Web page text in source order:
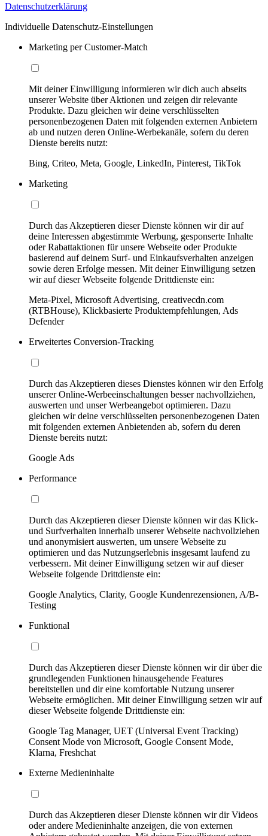
Datenschutzerklärung
Individuelle Datenschutz-Einstellungen
Marketing per Customer-Match
Mit deiner Einwilligung informieren wir dich auch abseits
unserer Website über Aktionen und zeigen dir relevante
Produkte. Dazu gleichen wir deine verschlüsselten
personenbezogenen Daten mit folgenden externen Anbietern
ab und nutzen deren Online-Werbekanäle, sofern du deren
Dienste bereits nutzt:
Bing, Criteo, Meta, Google, LinkedIn, Pinterest, TikTok
Marketing
Durch das Akzeptieren dieser Dienste können wir dir auf
deine Interessen abgestimmte Werbung, gesponserte Inhalte
oder Rabattaktionen für unsere Webseite oder Produkte
basierend auf deinem Surf- und Einkaufsverhalten anzeigen
sowie deren Erfolge messen. Mit deiner Einwilligung setzen
wir auf dieser Webseite folgende Drittdienste ein:
Meta-Pixel, Microsoft Advertising, creativecdn.com
(RTBHouse), Klickbasierte Produktempfehlungen, Ads
Defender
Erweitertes Conversion-Tracking
Durch das Akzeptieren dieses Dienstes können wir den Erfolg
unserer Online-Werbeeinschaltungen besser nachvollziehen,
auswerten und unser Werbeangebot optimieren. Dazu
gleichen wir deine verschlüsselten personenbezogenen Daten
mit folgenden externen Anbietenden ab, sofern du deren
Dienste bereits nutzt:
Google Ads
Performance
Durch das Akzeptieren dieser Dienste können wir das Klick-
und Surfverhalten innerhalb unserer Webseite nachvollziehen
und anonymisiert auswerten, um unsere Webseite zu
optimieren und das Nutzungserlebnis insgesamt laufend zu
verbessern. Mit deiner Einwilligung setzen wir auf dieser
Webseite folgende Drittdienste ein:
Google Analytics, Clarity, Google Kundenrezensionen, A/B-
Testing
Funktional
Durch das Akzeptieren dieser Dienste können wir dir über die
grundlegenden Funktionen hinausgehende Features
bereitstellen und dir eine komfortable Nutzung unserer
Webseite ermöglichen. Mit deiner Einwilligung setzen wir auf
dieser Webseite folgende Drittdienste ein:
Google Tag Manager, UET (Universal Event Tracking)
Consent Mode von Microsoft, Google Consent Mode,
Klarna, Freshchat
Externe Medieninhalte
Durch das Akzeptieren dieser Dienste können wir dir Videos
oder andere Medieninhalte anzeigen, die von externen